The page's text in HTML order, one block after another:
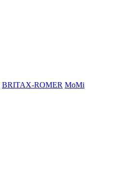
BRITAX-ROMER MoMi